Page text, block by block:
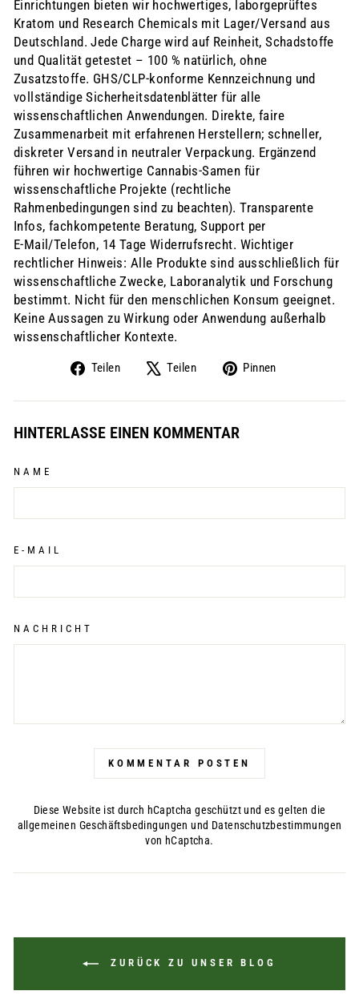
Einrichtungen bieten wir hochwertiges, laborgeprüftes
Kratom und Research Chemicals mit Lager/Versand aus
Deutschland. Jede Charge wird auf Reinheit, Schadstoffe
und Qualität getestet – 100 % natürlich, ohne
Zusatzstoffe. GHS/CLP-konforme Kennzeichnung und
vollständige Sicherheitsdatenblätter für alle
wissenschaftlichen Anwendungen. Direkte, faire
Zusammenarbeit mit erfahrenen Herstellern; schneller,
diskreter Versand in neutraler Verpackung. Ergänzend
führen wir hochwertige Cannabis-Samen für
wissenschaftliche Projekte (rechtliche
Rahmenbedingungen sind zu beachten). Transparente
Infos, fachkompetente Beratung, Support per
E‑Mail/Telefon, 14 Tage Widerrufsrecht. Wichtiger
rechtlicher Hinweis: Alle Produkte sind ausschließlich für
wissenschaftliche Zwecke, Laboranalytik und Forschung
bestimmt. Nicht für den menschlichen Konsum geeignet.
Keine Aussagen zu Wirkung oder Anwendung außerhalb
wissenschaftlicher Kontexte.
Teilen
Auf
teilen
Teilen
Auf
twittern
Pinnen
pinnen
HINTERLASSE EINEN KOMMENTAR
NAME
E-MAIL
NACHRICHT
KOMMENTAR POSTEN
Diese Website ist durch hCaptcha geschützt und es gelten die
allgemeinen Geschäftsbedingungen und Datenschutzbestimmungen
von hCaptcha.
ZURÜCK ZU UNSER BLOG